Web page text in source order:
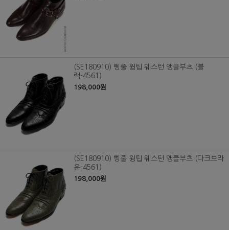
(SE180910) 삥줄 윙팁 웨스턴 앵클부츠 (블
랙-4561)
198,000원
(SE180910) 삥줄 윙팁 웨스턴 앵클부츠 (다크브라
운-4561)
198,000원